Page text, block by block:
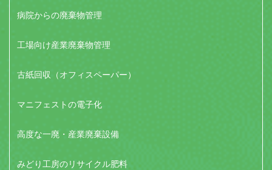
病院からの廃棄物管理
工場向け産業廃棄物管理
古紙回収（オフィスペーパー）
マニフェストの電子化
高度な一廃・産業廃棄設備
みどり工房のリサイクル肥料